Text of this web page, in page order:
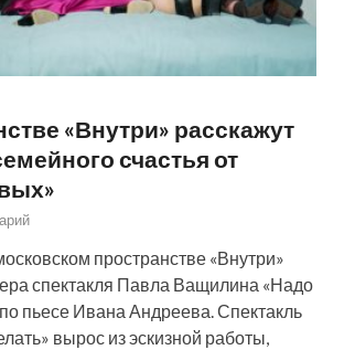
«Внутри» расскажут
счастья от
пространстве «Внутри»
спектакля Павла Ващилина «Надо
по пьесе Ивана Андреева. Спектакль
вырос из эскизной работы,